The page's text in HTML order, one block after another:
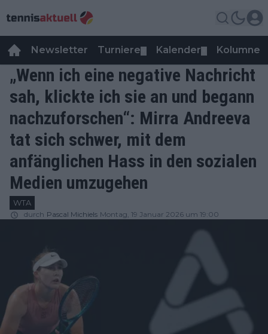
Newsletter Turniere Kalender Kolumnen
„Wenn ich eine negative Nachricht
sah, klickte ich sie an und begann
nachzuforschen“: Mirra Andreeva
tat sich schwer, mit dem
anfänglichen Hass in den sozialen
Medien umzugehen
WTA
durch Pascal Michiels Montag, 19 Januar 2026 um 19:00